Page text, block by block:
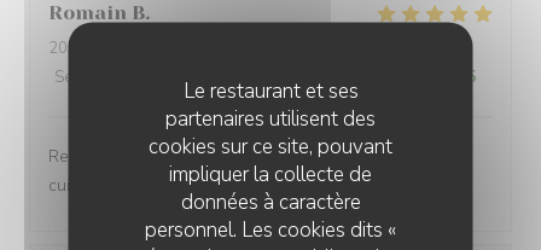
Le restaurant et ses
partenaires utilisent des
cookies sur ce site, pouvant
impliquer la collecte de
données à caractère
personnel. Les cookies dits «
Romain B
2026-08-05
Service
Ambiance /5
Restaurant au top Personnel au top Tout est au top La
cuisine est délicieuse Je le recommande fortement